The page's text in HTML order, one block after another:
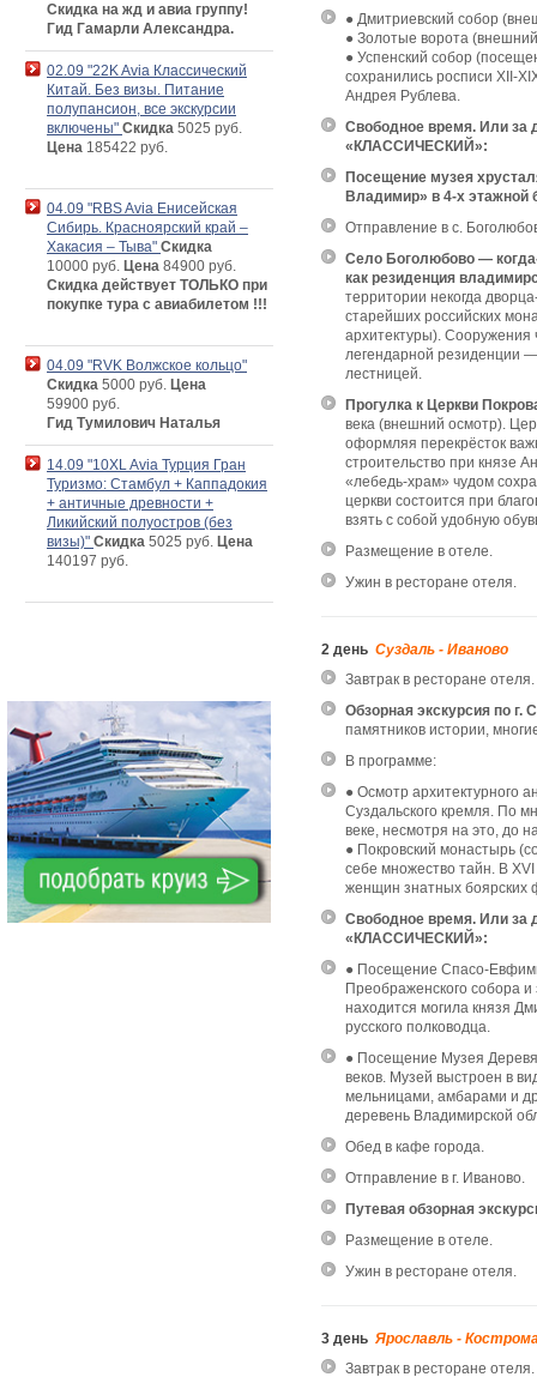
● Дмитриевский собор
● Золотые ворота
● Успенский собор
сохранились росписи XII-
Андрея Рублева.
Свободное время. Или
«КЛАССИЧЕСКИЙ»:
Посещение музея
Владимир» в 4-х этажной
Отправление в с.
Cело Боголюбово —
как резиденция
территории некогда
старейших российских
архитектуры). Сооружения
легендарной резиденции
лестницей.
Прогулка к Церкви
века (внешний осмотр).
оформляя перекрёсток
строительство при князе
«лебедь-храм» чудом
церкви состоится при
взять с собой удобную
Размещение в отеле.
Ужин в ресторане отеля.
2 день Суздаль - Иваново
Завтрак в ресторане отеля.
Обзорная экскурсия по г.
памятников истории,
В программе:
● Осмотр архитектурного
Суздальского кремля. По
веке, несмотря на это, до
● Покровский монастырь
себе множество тайн. В
женщин знатных боярских
Свободное время. Или
«КЛАССИЧЕСКИЙ»:
● Посещение Спасо-
Преображенского собора
находится могила князя
русского полководца.
● Посещение Музея
веков. Музей выстроен в
мельницами, амбарами и
деревень Владимирской
Обед в кафе города.
Отправление в г. Иваново.
Путевая обзорная
Размещение в отеле.
Ужин в ресторане отеля.
3 день Ярославль -
Завтрак в ресторане отеля.
Скидка на жд и авиа группу!
Гид Гамарли Александра.
02.09 "22K Avia Классический
Китай. Без визы. Питание
полупансион, все экскурсии
включены" Скидка 5025 руб.
Цена 185422 руб.
04.09 "RBS Avia Енисейская
Сибирь. Красноярский край –
Хакасия – Тыва" Скидка
10000 руб. Цена 84900 руб.
Скидка действует ТОЛЬКО при
покупке тура с авиабилетом !!!
04.09 "RVK Волжское кольцо"
Скидка 5000 руб. Цена
59900 руб.
Гид Тумилович Наталья
14.09 "10XL Avia Турция Гран
Туризмо: Стамбул + Каппадокия
+ античные древности +
Ликийский полуостров (без
визы)" Скидка 5025 руб. Цена
140197 руб.